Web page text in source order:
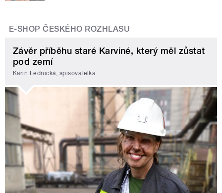
E-SHOP ČESKÉHO ROZHLASU
Závěr příběhu staré Karviné, který měl zůstat
pod zemí
Karin Lednická, spisovatelka